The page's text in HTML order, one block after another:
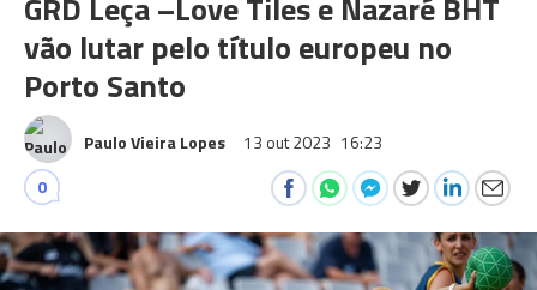
vão lutar pelo título europeu no
Porto Santo
Paulo Vieira Lopes 13 out 2023 16:23
0